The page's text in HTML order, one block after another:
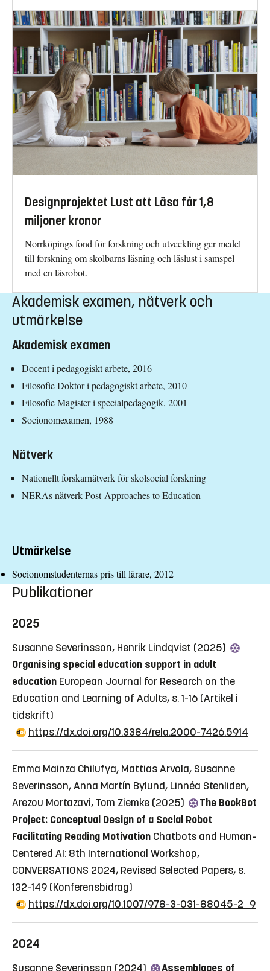
Designprojektet Lust att Läsa får 1,8
miljoner kronor
Norrköpings fond för forskning och utveckling ger medel
till forskning om skolbarns läsning och läslust i samspel
med en läsrobot.
Akademisk examen, nätverk och
utmärkelse
Akademisk examen
Docent i pedagogiskt arbete, 2016
Filosofie Doktor i pedagogiskt arbete, 2010
Filosofie Magister i specialpedagogik, 2001
Socionomexamen, 1988
Nätverk
Nationellt forskarnätverk för skolsocial forskning
NERAs nätverk Post-Approaches to Education
Utmärkelse
Socionomstudenternas pris till lärare, 2012
Publikationer
2025
Susanne Severinsson, Henrik Lindqvist (2025)
Organising special education support in adult
education European Journal for Research on the
Education and Learning of Adults, s. 1-16 (Artikel i
tidskrift)
https://dx.doi.org/10.3384/rela.2000-7426.5914
Emma Mainza Chilufya, Mattias Arvola, Susanne
Severinsson, Anna Martín Bylund, Linnéa Stenliden,
Arezou Mortazavi, Tom Ziemke (2025)
The BookBot
Project: Conceptual Design of a Social Robot
Facilitating Reading Motivation Chatbots and Human-
Centered AI: 8th International Workshop,
CONVERSATIONS 2024, Revised Selected Papers, s.
132-149 (Konferensbidrag)
https://dx.doi.org/10.1007/978-3-031-88045-2_9
2024
Susanne Severinsson (2024) Assemblages of